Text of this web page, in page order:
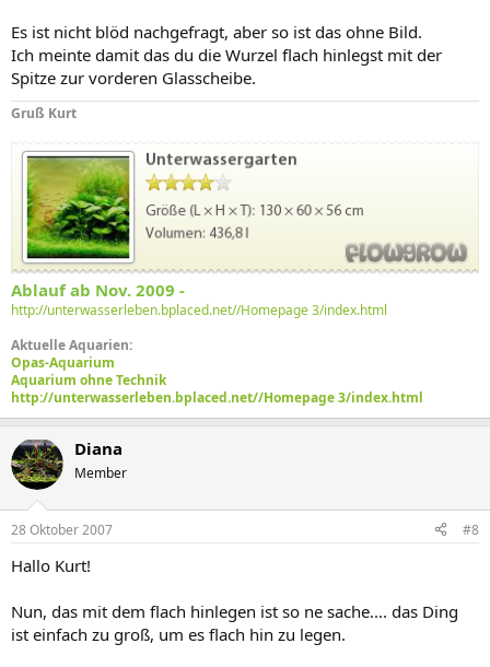
Es ist nicht blöd nachgefragt, aber so ist das ohne Bild.
Ich meinte damit das du die Wurzel flach hinlegst mit der
Spitze zur vorderen Glasscheibe.
Gruß Kurt
Ablauf ab Nov. 2009 -
http://unterwasserleben.bplaced.net//Homepage 3/index.html
Aktuelle Aquarien:
Opas-Aquarium
Aquarium ohne Technik
http://unterwasserleben.bplaced.net//Homepage 3/index.html
Diana
Member
28 Oktober 2007 #8
Hallo Kurt!
Nun, das mit dem flach hinlegen ist so ne sache.... das Ding
ist einfach zu groß, um es flach hin zu legen.